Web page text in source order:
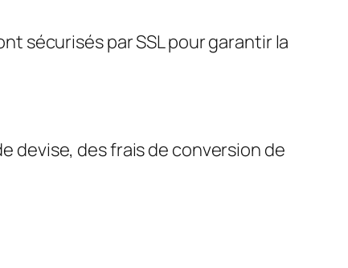
sécurisés par SSL pour garantir la
devise, des frais de conversion de